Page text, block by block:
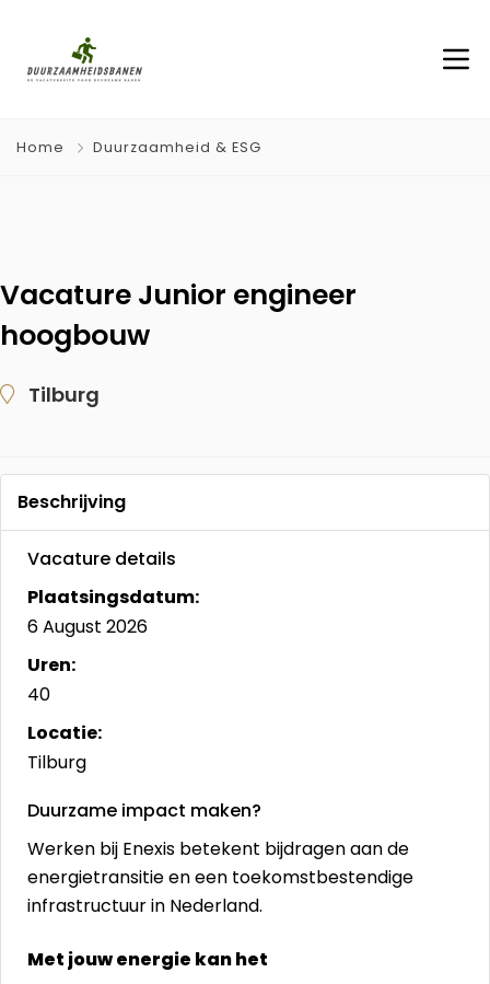
Home Duurzaamheid & ESG
Vacature Junior engineer
hoogbouw
Tilburg
Beschrijving
Vacature details
Plaatsingsdatum:
6 August 2026
Uren:
40
Locatie:
Tilburg
Duurzame impact maken?
Werken bij Enexis betekent bijdragen aan de
energietransitie en een toekomstbestendige
infrastructuur in Nederland.
Met jouw energie kan het